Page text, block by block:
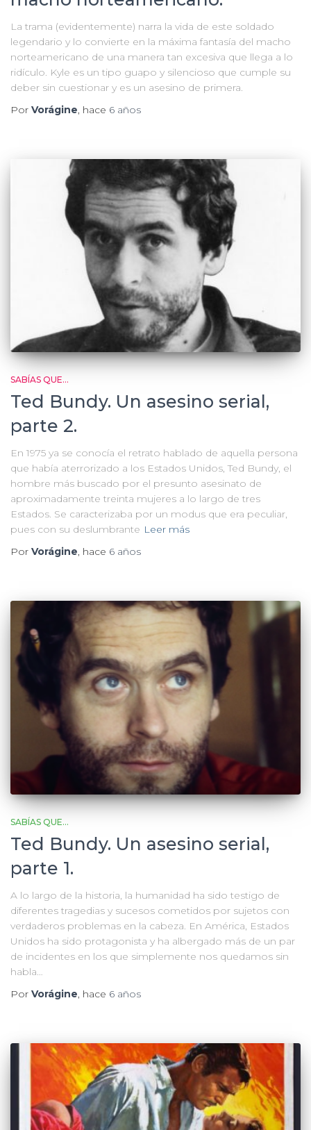
La trama (evidentemente) narra la vida de este soldado
legendario y lo convierte en la máxima fantasía del macho
norteamericano de una manera tan excesiva que llega a lo
ridículo. Kyle es un tipo guapo y silencioso que cumple su
deber sin cuestionar y es un asesino de primera.
Por Vorágine, hace 6 años
SABÍAS QUE...
Ted Bundy. Un asesino serial,
parte 2.
En 1975 ya se conocía el retrato hablado de aquella persona
que había aterrorizado a los Estados Unidos, Ted Bundy, el
hombre más buscado por el presunto asesinato de
aproximadamente treinta mujeres a lo largo de tres
Estados. Se caracterizaba por un modus que era peculiar,
pues con su deslumbrante Leer más
Por Vorágine, hace 6 años
SABÍAS QUE...
Ted Bundy. Un asesino serial,
parte 1.
A lo largo de la historia, la humanidad ha sido testigo de
diferentes tragedias y sucesos cometidos por sujetos con
verdaderos problemas en la cabeza. En América, Estados
Unidos ha sido protagonista y ha albergado más de un par
de incidentes en los que simplemente nos quedamos sin
habla…
Por Vorágine, hace 6 años